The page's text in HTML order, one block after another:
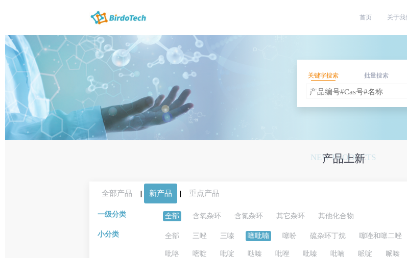
首页 关于我
关键字搜索 批量搜索
NEW PRODUCTS
产品上新
全部产品 | 新产品 | 重点产品
一级分类 全部 含氧杂环 含氮杂环 其它杂环 其他化合物
小分类 全部 三唑 三嗪 噻吡喃 噻吩 硫杂环丁烷 噻唑和噻二唑
吡咯 嘧啶 吡啶 哒嗪 吡唑 吡嗪 吡喃 哌啶 哌嗪